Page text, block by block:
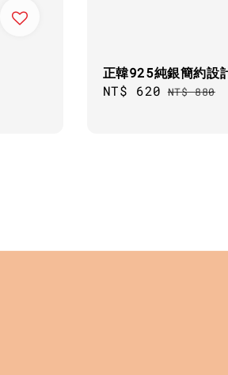
正韓925純銀簡約設
Sale
NT$ 620 Regular
NT$ 880